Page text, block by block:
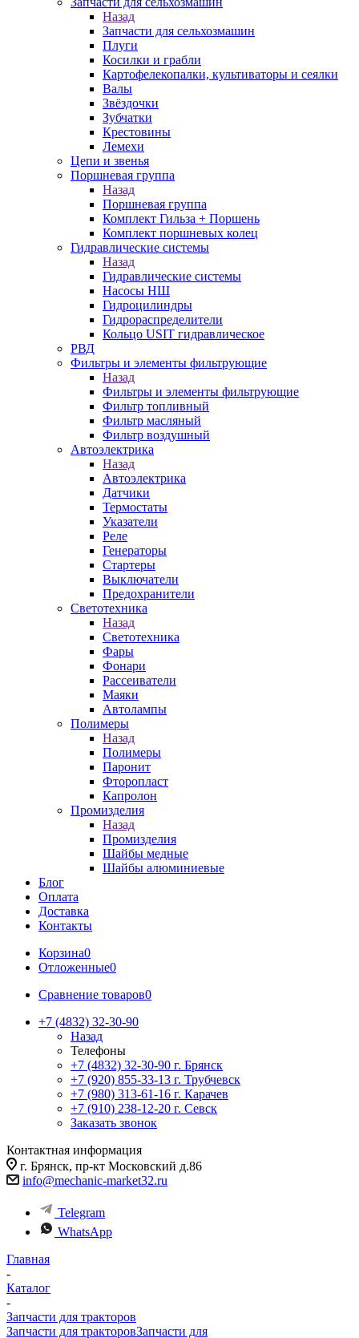
Назад
Запчасти для сельхозмашин
Плуги
Косилки и грабли
Картофелекопалки, культиваторы и сеялки
Валы
Звёздочки
Зубчатки
Крестовины
Лемехи
Цепи и звенья
Поршневая группа
Назад
Поршневая группа
Комплект Гильза + Поршень
Комплект поршневых колец
Гидравлические системы
Назад
Гидравлические системы
Насосы НШ
Гидроцилиндры
Гидрораспределители
Кольцо USIT гидравлическое
РВД
Фильтры и элементы фильтрующие
Назад
Фильтры и элементы фильтрующие
Фильтр топливный
Фильтр масляный
Фильтр воздушный
Автоэлектрика
Назад
Автоэлектрика
Датчики
Термостаты
Указатели
Реле
Генераторы
Стартеры
Выключатели
Предохранители
Светотехника
Назад
Светотехника
Фары
Фонари
Рассеиватели
Маяки
Автолампы
Полимеры
Назад
Полимеры
Паронит
Фторопласт
Капролон
Промизделия
Назад
Промизделия
Шайбы медные
Шайбы алюминиевые
Блог
Оплата
Доставка
Контакты
Корзина0
Отложенные0
Сравнение товаров0
+7 (4832) 32-30-90
Назад
Телефоны
+7 (4832) 32-30-90 г. Брянск
+7 (920) 855-33-13 г. Трубчевск
+7 (980) 313-61-16 г. Карачев
+7 (910) 238-12-20 г. Севск
Заказать звонок
Контактная информация
г. Брянск, пр-кт Московский д.86
info@mechanic-market32.ru
Telegram
WhatsApp
Главная
-
Каталог
-
Запчасти для тракторов
Запчасти для тракторовЗапчасти для